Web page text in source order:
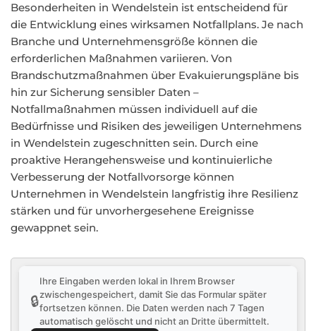
Besonderheiten in Wendelstein ist entscheidend für
die Entwicklung eines wirksamen Notfallplans. Je nach
Branche und Unternehmensgröße können die
erforderlichen Maßnahmen variieren. Von
Brandschutzmaßnahmen über Evakuierungspläne bis
hin zur Sicherung sensibler Daten –
Notfallmaßnahmen müssen individuell auf die
Bedürfnisse und Risiken des jeweiligen Unternehmens
in Wendelstein zugeschnitten sein. Durch eine
proaktive Herangehensweise und kontinuierliche
Verbesserung der Notfallvorsorge können
Unternehmen in Wendelstein langfristig ihre Resilienz
stärken und für unvorhergesehene Ereignisse
gewappnet sein.
🔒
Ihre Eingaben werden lokal in Ihrem Browser
zwischengespeichert, damit Sie das Formular später
fortsetzen können. Die Daten werden nach 7 Tagen
automatisch gelöscht und nicht an Dritte übermittelt.